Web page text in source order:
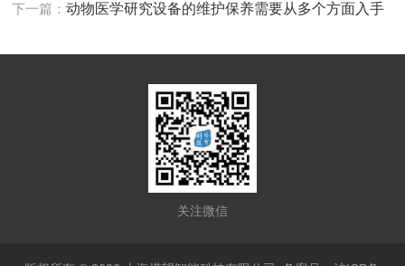
下一篇：动物医学研究设备的维护保养需要从多个方面入手
关注微信